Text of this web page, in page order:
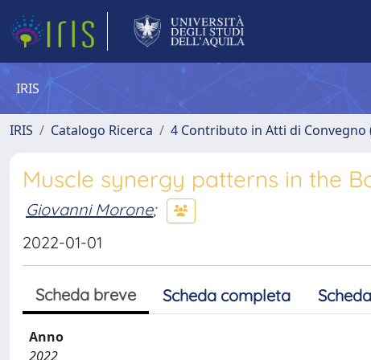
IRIS
IRIS Catalogo Ricerca 4 Contributo in Atti di Convegno
Muscle synergy patterns in the
Giovanni Morone;
2022-01-01
Scheda breve Scheda completa
Anno
2022